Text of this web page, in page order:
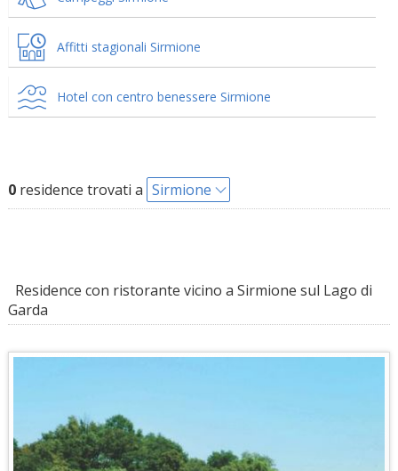
Affitti stagionali Sirmione
Hotel con centro benessere Sirmione
0residence trovati a Sirmione
Residence con ristorante vicino a Sirmione sul Lago di
Garda